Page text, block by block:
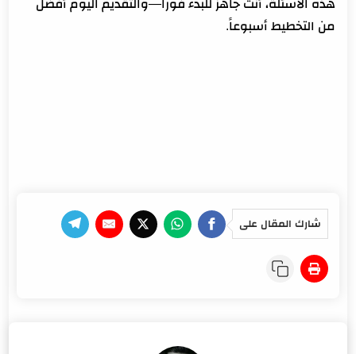
هذه الأسئلة، أنت جاهز للبدء فوراً—والتقديم اليوم أفضل
من التخطيط أسبوعاً.
شارك المقال على